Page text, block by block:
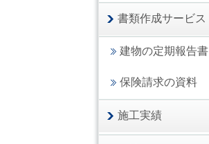
書類作成サービス
建物の定期報告書
保険請求の資料
施工実績